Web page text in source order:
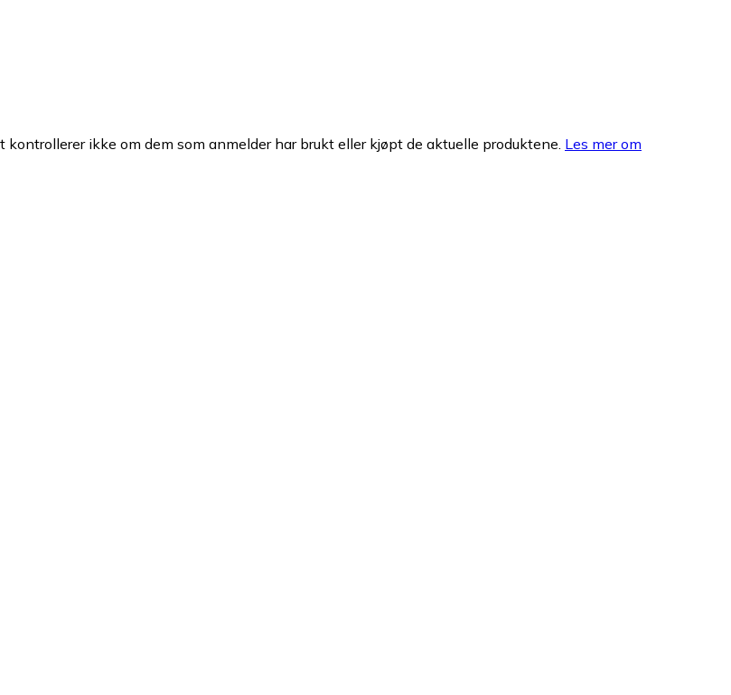
ikke om dem som anmelder har brukt eller kjøpt de aktuelle produktene. Les mer om